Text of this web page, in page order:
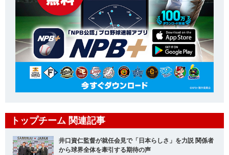
トップチーム 関連記事
井口資仁監督が就任会見で「日本らしさ」を力説 関係者
から球界全体を牽引する期待の声